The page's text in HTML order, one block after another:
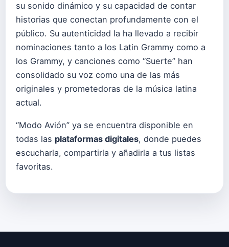
su sonido dinámico y su capacidad de contar
historias que conectan profundamente con el
público. Su autenticidad la ha llevado a recibir
nominaciones tanto a los Latin Grammy como a
los Grammy, y canciones como “Suerte” han
consolidado su voz como una de las más
originales y prometedoras de la música latina
actual.
“Modo Avión” ya se encuentra disponible en
todas las plataformas digitales, donde puedes
escucharla, compartirla y añadirla a tus listas
favoritas.